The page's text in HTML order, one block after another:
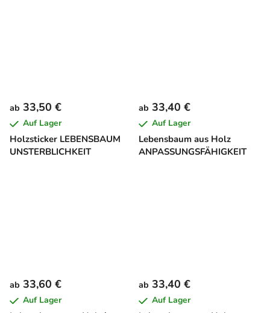
Holzsticker LEBENSBAUM
UNSTERBLICHKEIT
ab 33,50 €
Auf Lager
Lebensbaum aus Holz
ANPASSUNGSFÄHIGKEIT
ab 33,40 €
Auf Lager
ab 33,60 €
Auf Lager
ab 33,40 €
Auf Lager